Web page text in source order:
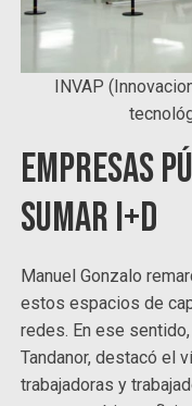
INVAP
Empresas
sumar I+D
Manuel Gonzalo
estos espacios de
redes. En ese
Tandanor, destacó el
trabajadoras y